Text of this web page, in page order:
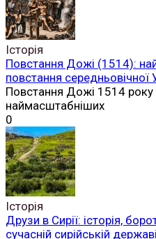
Історія
Повстання Дожі (1514):
повстання
Повстання Дожі 1514 року
наймасштабніших
0
Історія
Друзи в Сирії: історія,
сучасній сирійській державі